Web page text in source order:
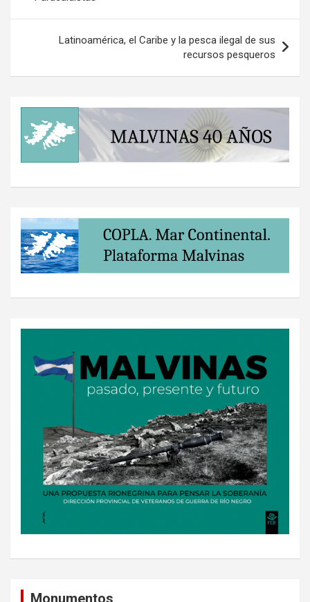
Latinoamérica, el Caribe y la pesca ilegal de sus
recursos pesqueros
Monumentos